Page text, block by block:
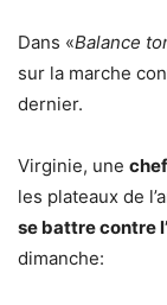
Dans «Balance
sur la marche
dernier.
Virginie, une
les plateaux de
se battre contre
dimanche: